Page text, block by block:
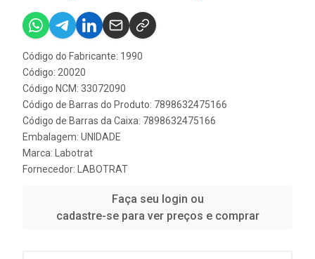
Código do Fabricante: 1990
Código: 20020
Código NCM: 33072090
Código de Barras do Produto: 7898632475166
Código de Barras da Caixa: 7898632475166
Embalagem: UNIDADE
Marca:
Labotrat
Fornecedor:
LABOTRAT
Faça seu login ou
cadastre-se para ver preços e comprar